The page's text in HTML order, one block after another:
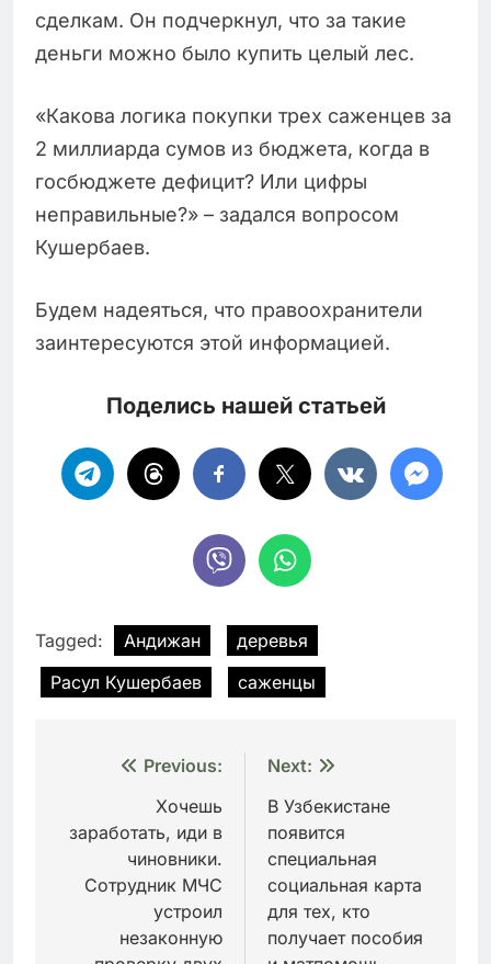
сделкам. Он подчеркнул, что за такие
деньги можно было купить целый лес.
«Какова логика покупки трех саженцев за
2 миллиарда сумов из бюджета, когда в
госбюджете дефицит? Или цифры
неправильные?» – задался вопросом
Кушербаев.
Будем надеяться, что правоохранители
заинтересуются этой информацией.
Поделись нашей статьей
Tagged: Андижан
деревья
Расул Кушербаев
саженцы
Навигация
записям
Previous:
Хочешь
заработать, иди в
чиновники.
Сотрудник МЧС
устроил
незаконную
Next:
В Узбекистане
появится
специальная
социальная карта
для тех, кто
получает пособия